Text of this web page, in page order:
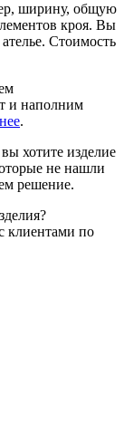
ширину, общую
кроя. Вы
Стоимость
и наполним
.
хотите изделие
не нашли
решение.
клиентами по